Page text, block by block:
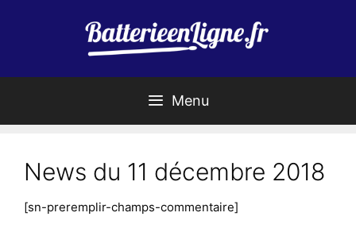
Menu
News du 11 décembre 2018
[sn-preremplir-champs-commentaire]